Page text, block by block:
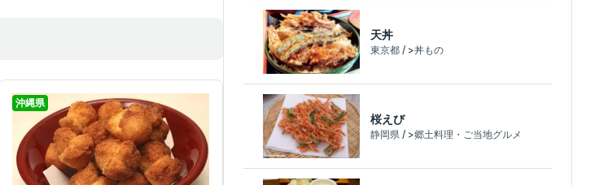
沖縄県
天丼
東京都 / >丼もの
桜えび
静岡県 / >郷土料理・ご当地グルメ